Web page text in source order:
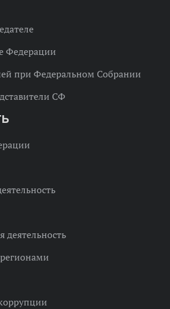
Федерации
при Федеральном Собрании
СФ
деятельность